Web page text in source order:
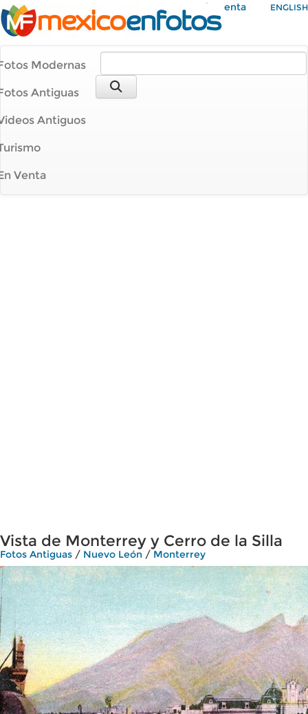
Mi Cuenta ENGLISH
Modernas
Antiguas
Antiguos
Venta
Vista de Monterrey y Cerro de la Silla
Fotos Antiguas / Nuevo León / Monterrey